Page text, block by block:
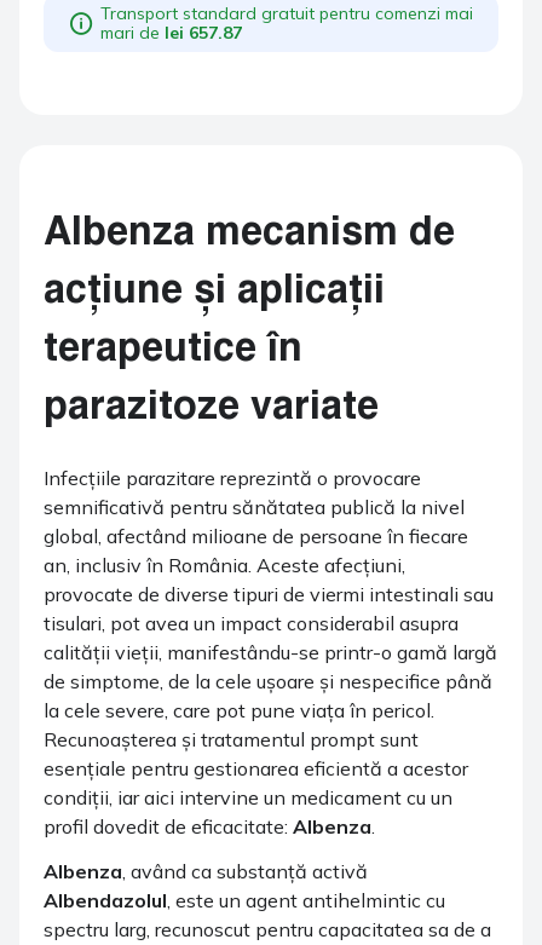
400mg 360
comprimate
Transport standard gratuit pentru comenzi mai
mari de lei 657.87
Albenza mecanism de
acțiune și aplicații
terapeutice în
parazitoze variate
Infecțiile parazitare reprezintă o provocare
semnificativă pentru sănătatea publică la nivel
global, afectând milioane de persoane în fiecare
an, inclusiv în România. Aceste afecțiuni,
provocate de diverse tipuri de viermi intestinali sau
tisulari, pot avea un impact considerabil asupra
calității vieții, manifestându-se printr-o gamă largă
de simptome, de la cele ușoare și nespecifice până
la cele severe, care pot pune viața în pericol.
Recunoașterea și tratamentul prompt sunt
esențiale pentru gestionarea eficientă a acestor
condiții, iar aici intervine un medicament cu un
profil dovedit de eficacitate: Albenza
Albenza , având ca substanță activă
Albendazolul , este un agent antihelmintic cu
spectru larg, recunoscut pentru capacitatea sa de a